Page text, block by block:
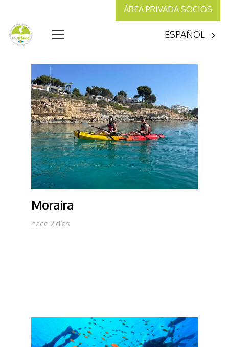
ÁREA PRIVADA SOCIOS
ESPAÑOL
Moraira
hace 2 días